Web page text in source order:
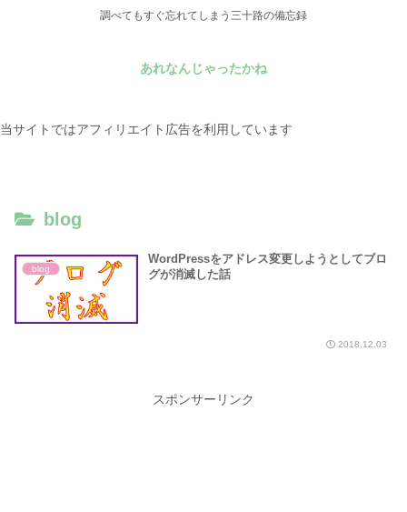
調べてもすぐ忘れてしまう三十路の備忘録
あれなんじゃったかね
当サイトではアフィリエイト広告を利用しています
blog
blog
WordPressをアドレス変更しようとしてブロ
グが消滅した話
2018.12.03
スポンサーリンク